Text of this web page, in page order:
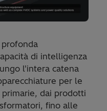
di intelligenza
l'intera catena
per le
dai prodotti
fino alle